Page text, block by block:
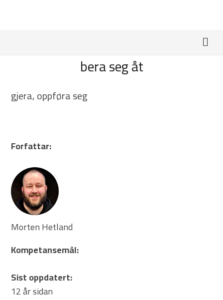
bera seg åt
gjera, oppføra seg
Sist oppdatert:
12 år sidan
Forfattar:
Morten Hetland
Kompetansemål: